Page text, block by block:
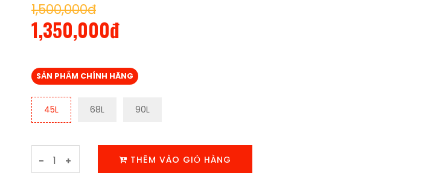
1,500,000đ
1,350,000đ
SẢN PHẨM CHÍNH HÃNG
45L 68L 90L
- + THÊM VÀO GIỎ HÀNG